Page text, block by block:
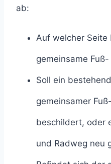
ab:
Auf welcher
gemeinsame
Soll ein
gemeinsamer
beschildert, oder
und Radweg neu